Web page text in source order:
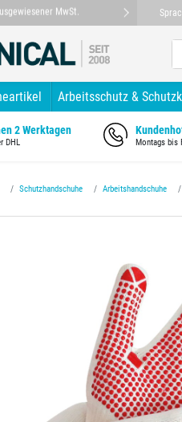
MwSt.
Arbeitsschutz &
2 Werktagen
DHL Montags bis
Schutzhandschuhe Arbeitshandschuhe